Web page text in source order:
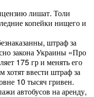
лишат. Толи
копейки нищего и
штраф за
закона Украины «Про
175 гр и менять его
хотят ввести штраф за
10 тысяч гривен.
автобусов на аренду,